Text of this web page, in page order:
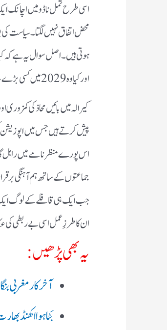
اسی طرح تمل ناڈو میں اچانک ایک
محض اتفاق نہیں لگتا۔ سیاست کی
ہوتی ہیں۔ اصل سوال یہ ہے کہ
اور کیا وہ 2029میں کسی بڑے سیاسی دباؤ کا مقابلہ کر پائے گا؟۔
کیرالہ میں بائیں محاذ کی
پیش کرتے ہیں جس میں اپوزیشن
اس پورے منظرنامے میں راہل
جماعتوں کے ساتھ ہم آہنگی
جب ایک ہی قافلے کے لوگ ایک
ان کا طرزِ عمل اسی بے ربطی کی
یہ بھی پڑھیں:
آخرکار مغربی
بَٹا ہوا اکھنڈ